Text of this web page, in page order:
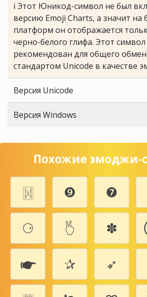
ℹ Этот Юникод-символ не был
версию Emoji Charts, а значит на
платформ он отображается
черно-белого глифа. Этот символ
рекомендован для общего
стандартом Unicode в качестве
Версия Unicode
Версия Windows
Похожие эмоджи-
🀔 ❾ ❼
⚆
🖔 ✽
🖝
✰ ➶